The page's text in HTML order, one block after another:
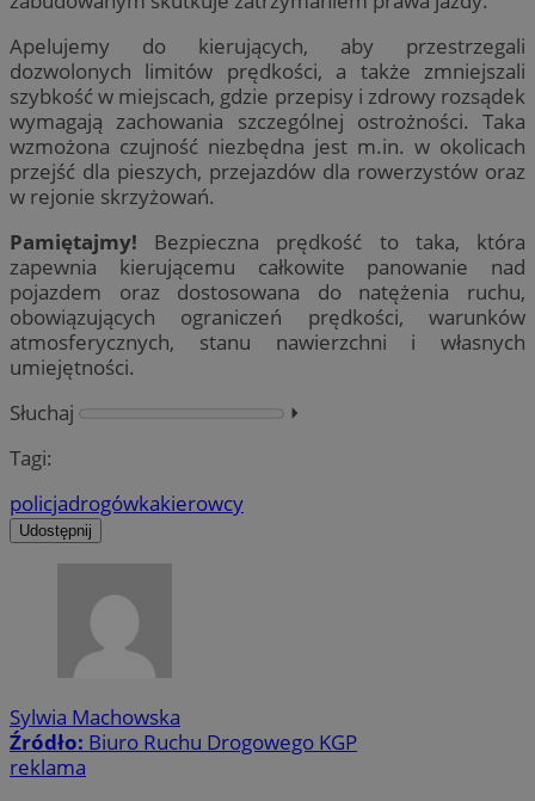
Apelujemy do kierujących, aby przestrzegali
dozwolonych limitów prędkości, a także zmniejszali
szybkość w miejscach, gdzie przepisy i zdrowy rozsądek
wymagają zachowania szczególnej ostrożności. Taka
wzmożona czujność niezbędna jest m.in. w okolicach
przejść dla pieszych, przejazdów dla rowerzystów oraz
w rejonie skrzyżowań.
Pamiętajmy! Bezpieczna prędkość to taka, która
zapewnia kierującemu całkowite panowanie nad
pojazdem oraz dostosowana do natężenia ruchu,
obowiązujących ograniczeń prędkości, warunków
atmosferycznych, stanu nawierzchni i własnych
umiejętności.
Słuchaj
⏵︎
Tagi:
policjadrogówkakierowcy
Udostępnij
Sylwia Machowska
Źródło: Biuro Ruchu Drogowego KGP
reklama